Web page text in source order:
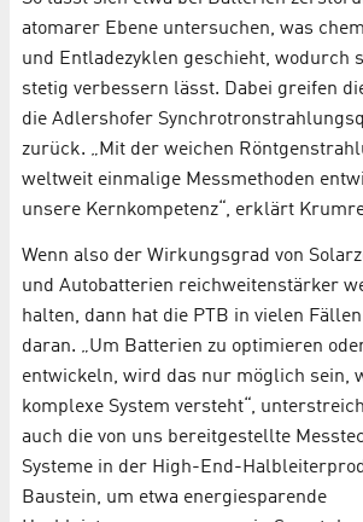
atomarer Ebene untersuchen, was
und Entladezyklen geschieht, wodurch
stetig verbessern lässt. Dabei greifen
die Adlershofer
zurück. „Mit der weichen
weltweit einmalige Messmethoden
unsere Kernkompetenz“, erklärt
Wenn also der Wirkungsgrad von
und Autobatterien reichweitenstärker
halten, dann hat die PTB in vielen
daran. „Um Batterien zu optimieren
entwickeln, wird das nur möglich sein,
komplexe System versteht“,
auch die von uns bereitgestellte
Systeme in der High-End-
Baustein, um etwa energiesparende